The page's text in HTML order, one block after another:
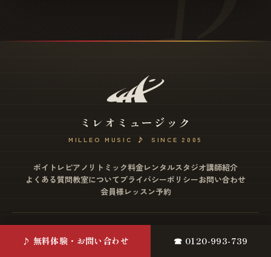
ミレオミュージック
MILLEO MUSIC ♪ SINCE 2005
ボイトレ ピアノ リトミック料金レンタルスタジオ講師紹介
よくある質問教室について プライバシーポリシーお問い合わせ
会員様レッスン予約
〒271-0077 千葉県松戸市根本2-12 ミヤザワビル4F
♪ 無料体験・お問い合わせ ☎ 0120-993-739